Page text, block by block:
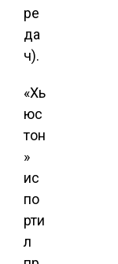
ре
да
ч).
«Хь
юс
тон
»
ис
по
рти
л